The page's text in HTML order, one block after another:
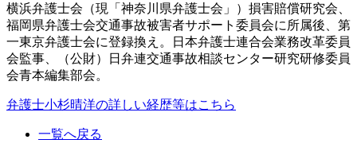
横浜弁護士会（現「神奈川県弁護士会」）損害賠償研究会、
福岡県弁護士会交通事故被害者サポート委員会に所属後、第
一東京弁護士会に登録換え。日本弁護士連合会業務改革委員
会監事、（公財）日弁連交通事故相談センター研究研修委員
会青本編集部会。
弁護士小杉晴洋の詳しい経歴等はこちら
一覧へ戻る